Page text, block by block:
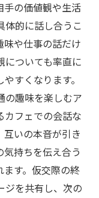
手の価値観や生活
体的に話し合うこ
味や仕事の話だけ
についても率直に
すくなります。
の趣味を楽しむア
カフェでの会話な
いの本音が引き
持ちを伝え合う
す。仮交際の終
ジを共有し、次の